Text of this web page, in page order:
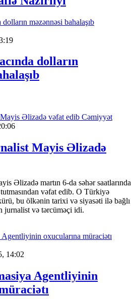
dolların
Cəmiyyət
Mayis Əlizadə
Əlizadə martın 6-da səhər saatlarında
vəfat edib. O Türkiyə
bu ölkənin tarixi və siyasəti ilə bağlı
jurnalist və tərcüməçi idi.
14:02
Agentliyinin